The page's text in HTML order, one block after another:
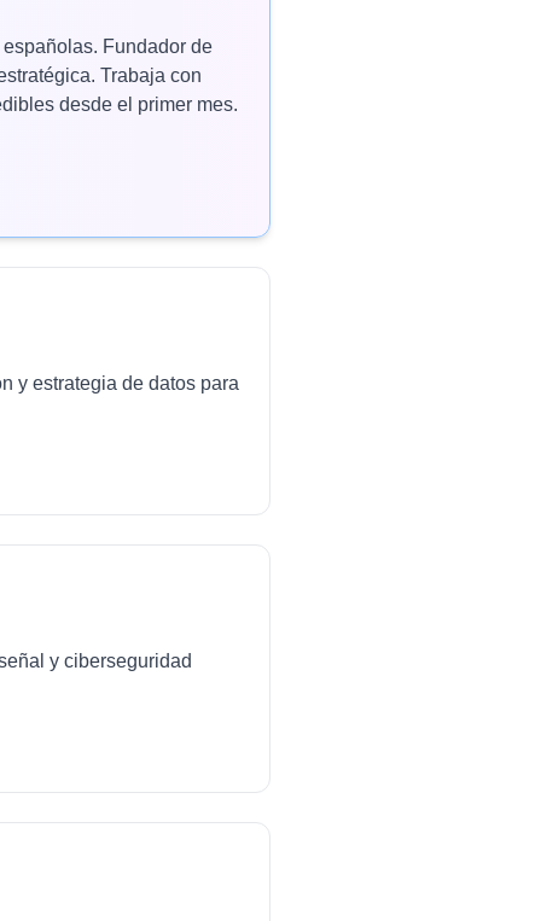
Fundador de
Trabaja con
desde el primer mes.
y estrategia de datos para
y ciberseguridad